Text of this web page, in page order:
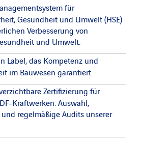
für
Gesundheit und Umwelt (HSE)
Verbesserung von
und Umwelt.
Label, das Kompetenz und
im Bauwesen garantiert.
Zertifizierung für
Kraftwerken: Auswahl,
regelmäßige Audits unserer